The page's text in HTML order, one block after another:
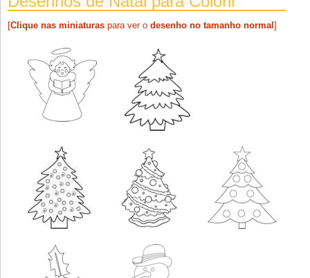
[Clique nas miniaturas para ver o desenho no tamanho normal ]